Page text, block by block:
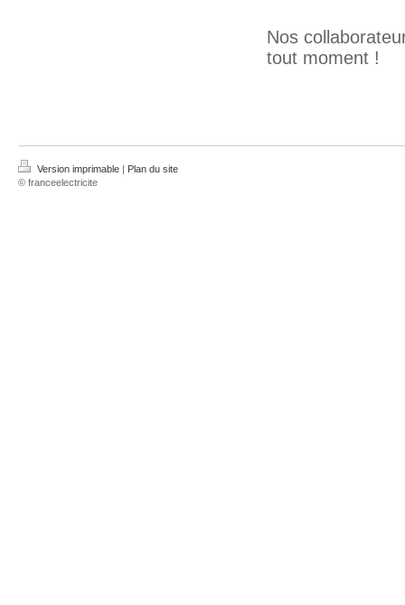
Nos
tout moment !
Version imprimable | Plan du site
© franceelectricite